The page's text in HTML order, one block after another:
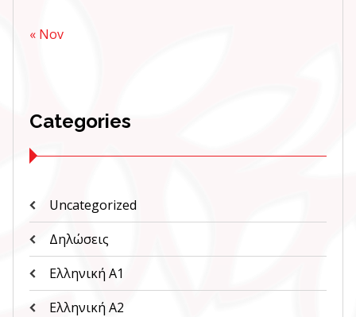
« Nov
Categories
Uncategorized
Δηλώσεις
Ελληνική Α1
Ελληνική Α2